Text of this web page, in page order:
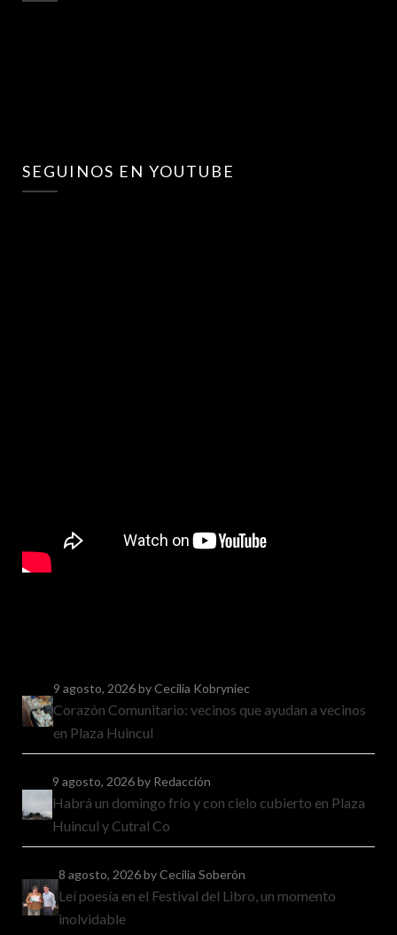
SEGUINOS EN YOUTUBE
9 agosto, 2026by Cecilia Kobryniec
Corazón Comunitario: vecinos que ayudan a vecinos
en Plaza Huincul
9 agosto, 2026by Redacción
Habrá un domingo frío y con cielo cubierto en Plaza
Huincul y Cutral Co
8 agosto, 2026by Cecilia Soberón
Leí poesía en el Festival del Libro, un momento
inolvidable